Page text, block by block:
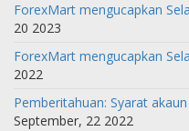
ForexMart mengucapkan
20 2023
ForexMart mengucapkan
2022
Pemberitahuan: Syarat
September, 22 2022